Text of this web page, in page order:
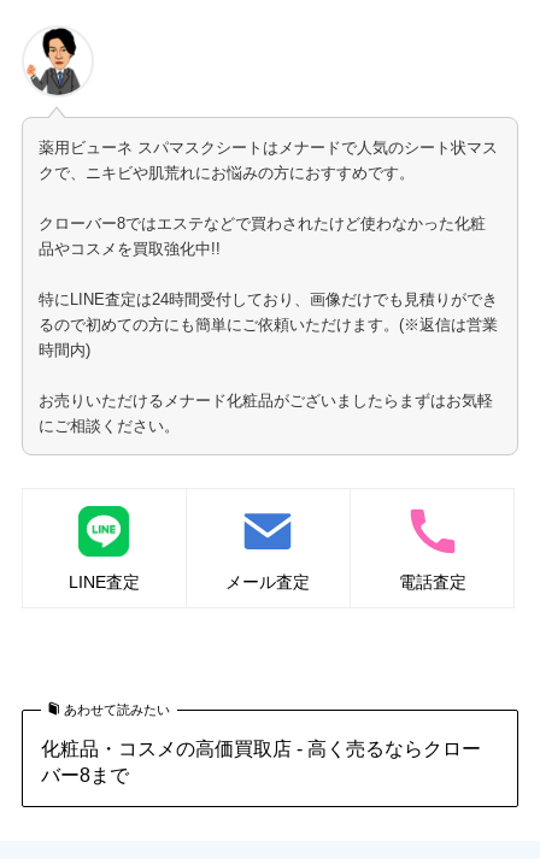
薬用ビューネ スパマスクシートはメナードで人気のシート状マス
クで、ニキビや肌荒れにお悩みの方におすすめです。
クローバー8ではエステなどで買わされたけど使わなかった化粧
品やコスメを買取強化中!!
特にLINE査定は24時間受付しており、画像だけでも見積りができ
るので初めての方にも簡単にご依頼いただけます。(※返信は営業
時間内)
お売りいただけるメナード化粧品がございましたらまずはお気軽
にご相談ください。
LINE査定 メール査定 電話査定
あわせて読みたい
化粧品・コスメの高価買取店 - 高く売るならクロー
バー8まで